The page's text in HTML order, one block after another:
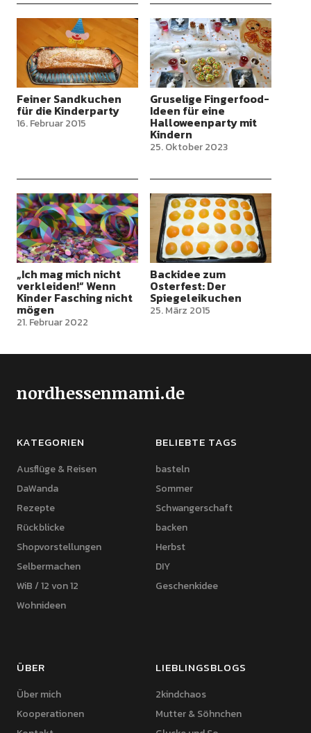
Feiner Sandkuchen
für die Kinderparty
16. Februar 2015
Gruselige Fingerfood-
Ideen für eine
Halloweenparty mit
Kindern
25. Oktober 2023
„Ich mag mich nicht
verkleiden!“ Wenn
Kinder Fasching nicht
mögen
21. Februar 2022
Backidee zum
Osterfest: Der
Spiegeleikuchen
25. März 2015
nordhessenmami.de
KATEGORIEN
Ausflüge & Reisen
DaWanda
Rezepte
Rückblicke
Shopvorstellungen
Selbermachen
WiB / 12 von 12
Wohnideen
BELIEBTE TAGS
basteln
Sommer
Schwangerschaft
backen
Herbst
DIY
Geschenkidee
ÜBER
Über mich
Kooperationen
LIEBLINGSBLOGS
2kindchaos
Mutter & Söhnchen